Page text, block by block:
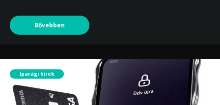
Bővebben
Iparági hírek